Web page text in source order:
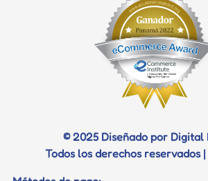
© 2025 Diseñado por Digital
Todos los derechos reservados